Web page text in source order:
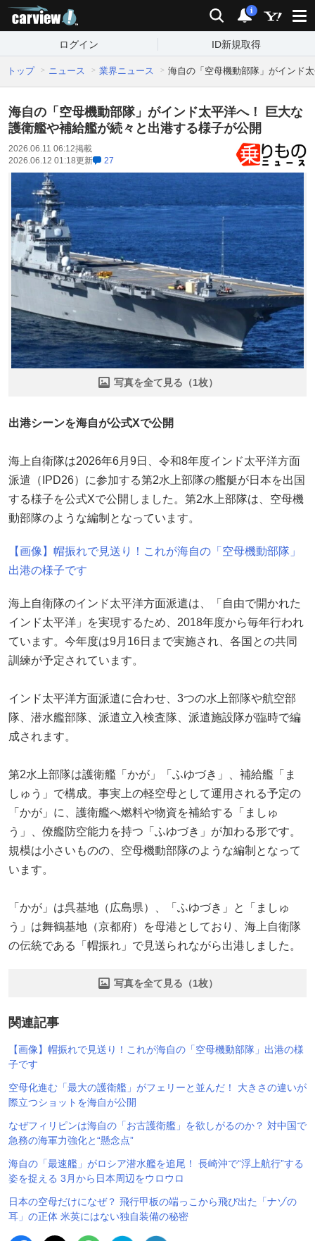
検索 通知
i
ログイン ID新規取得
トップ ニュース 業界ニュース 海自の「空母機動部隊」がインド
海自の「空母機動部隊」がインド太平洋へ！ 巨大な
護衛艦や補給艦が続々と出港する様子が公開
2026.06.11 06:12掲載
2026.06.12 01:18更新 27
写真を全て見る（1枚）
出港シーンを海自が公式Xで公開
海上自衛隊は2026年6月9日、令和8年度インド太平洋方面
派遣（IPD26）に参加する第2水上部隊の艦艇が日本を出国
する様子を公式Xで公開しました。第2水上部隊は、空母機
動部隊のような編制となっています。
【画像】帽振れで見送り！これが海自の「空母機動部隊」
出港の様子です
海上自衛隊のインド太平洋方面派遣は、「自由で開かれた
インド太平洋」を実現するため、2018年度から毎年行われ
ています。今年度は9月16日まで実施され、各国との共同
訓練が予定されています。
インド太平洋方面派遣に合わせ、3つの水上部隊や航空部
隊、潜水艦部隊、派遣立入検査隊、派遣施設隊が臨時で編
成されます。
第2水上部隊は護衛艦「かが」「ふゆづき」、補給艦「ま
しゅう」で構成。事実上の軽空母として運用される予定の
「かが」に、護衛艦へ燃料や物資を補給する「ましゅ
う」、僚艦防空能力を持つ「ふゆづき」が加わる形です。
規模は小さいものの、空母機動部隊のような編制となって
います。
「かが」は呉基地（広島県）、「ふゆづき」と「ましゅ
う」は舞鶴基地（京都府）を母港としており、海上自衛隊
の伝統である「帽振れ」で見送られながら出港しました。
写真を全て見る（1枚）
関連記事
【画像】帽振れで見送り！これが海自の「空母機動部隊」出港の様
子です
空母化進む「最大の護衛艦」がフェリーと並んだ！ 大きさの違いが
際立つショットを海自が公開
なぜフィリピンは海自の「お古護衛艦」を欲しがるのか？ 対中国で
急務の海軍力強化と“懸念点”
海自の「最速艦」がロシア潜水艦を追尾！ 長崎沖で“浮上航行”する
姿を捉える 3月から日本周辺をウロウロ
日本の空母だけになぜ？ 飛行甲板の端っこから飛び出た「ナゾの
耳」の正体 米英にはない独自装備の秘密